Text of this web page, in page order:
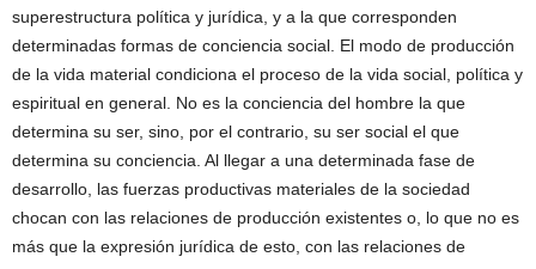
superestructura política y jurídica, y a la que corresponden
determinadas formas de conciencia social. El modo de producción
de la vida material condiciona el proceso de la vida social, política y
espiritual en general. No es la conciencia del hombre la que
determina su ser, sino, por el contrario, su ser social el que
determina su conciencia. Al llegar a una determinada fase de
desarrollo, las fuerzas productivas materiales de la sociedad
chocan con las relaciones de producción existentes o, lo que no es
más que la expresión jurídica de esto, con las relaciones de